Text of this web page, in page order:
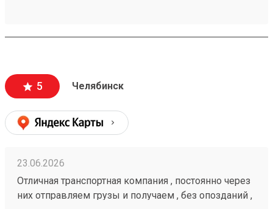
5 Челябинск
23.06.2026
Отличная транспортная компания , постоянно через
них отправляем грузы и получаем , без опозданий ,